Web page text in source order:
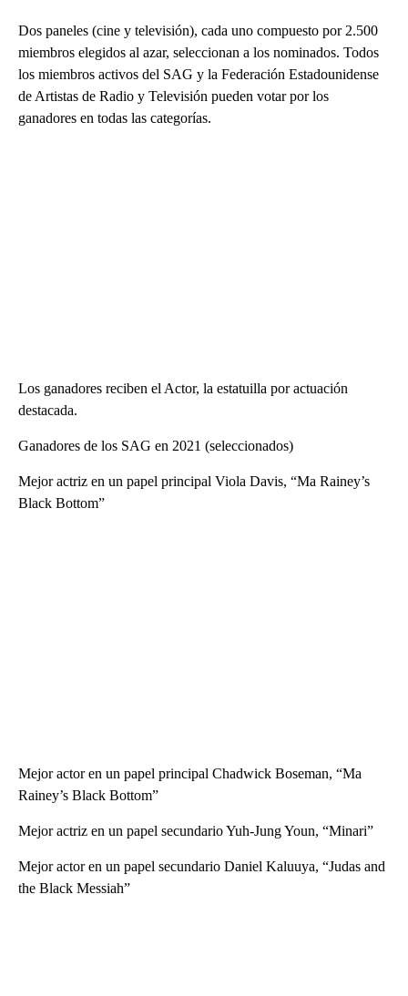
Dos paneles (cine y televisión), cada uno compuesto por 2.500
miembros elegidos al azar, seleccionan a los nominados. Todos
los miembros activos del SAG y la Federación Estadounidense
de Artistas de Radio y Televisión pueden votar por los
ganadores en todas las categorías.
Los ganadores reciben el Actor, la estatuilla por actuación
destacada.
Ganadores de los SAG en 2021 (seleccionados)
Mejor actriz en un papel principal Viola Davis, “Ma Rainey’s
Black Bottom”
Mejor actor en un papel principal Chadwick Boseman, “Ma
Rainey’s Black Bottom”
Mejor actriz en un papel secundario Yuh-Jung Youn, “Minari”
Mejor actor en un papel secundario Daniel Kaluuya, “Judas and
the Black Messiah”